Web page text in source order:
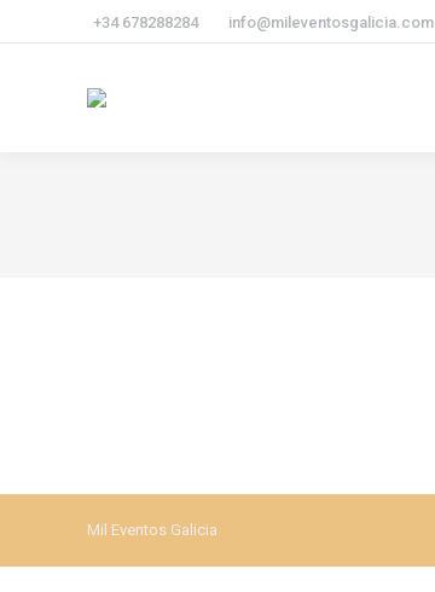
+34 678288284 info@mileventosgalicia.com
Mil Eventos Galicia